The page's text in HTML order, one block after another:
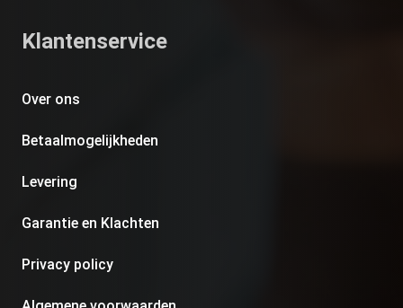
Klantenservice
Over ons
Betaalmogelijkheden
Levering
Garantie en Klachten
Privacy policy